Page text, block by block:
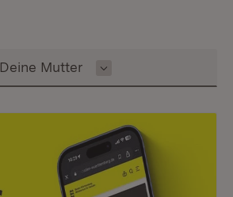
Inhalt auswählen
Deine Mutter